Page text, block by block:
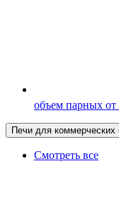
объем парных от
Печи для коммерческих
Смотреть все